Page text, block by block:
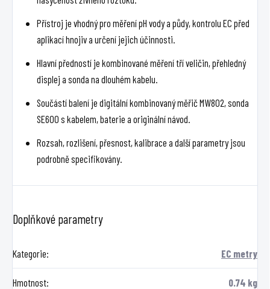
Přístroj je vhodný pro měření pH vody a půdy, kontrolu EC před
aplikací hnojiv a určení jejich účinnosti.
Hlavní předností je kombinované měření tří veličin, přehledný
displej a sonda na dlouhém kabelu.
Součástí balení je digitální kombinovaný měřič MW802, sonda
SE600 s kabelem, baterie a originální návod.
Rozsah, rozlišení, přesnost, kalibrace a další parametry jsou
podrobně specifikovány.
Doplňkové parametry
Kategorie: EC metry
Hmotnost: 0.74 kg